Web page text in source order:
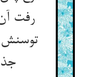
رفت
توسنش
جذب عنان